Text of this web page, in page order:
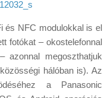
és NFC modulokkal is el
fotókat – okostelefonnal
azonnal megoszthatjuk
hálóban is). Az
a Panasonic